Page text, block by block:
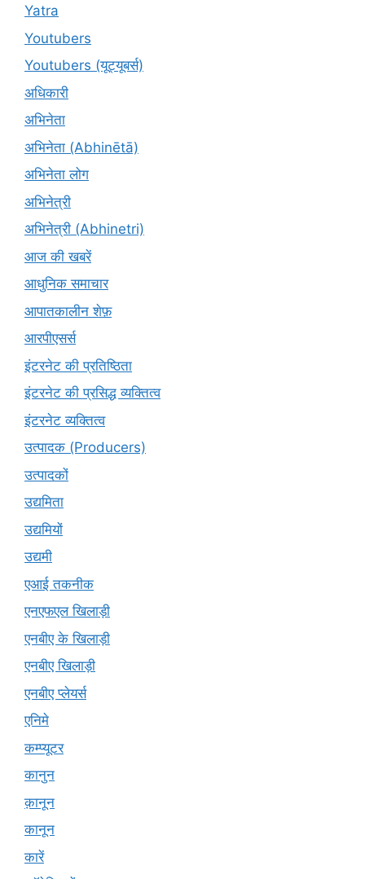
Yatra
Youtubers
Youtubers (यूट्यूबर्स)
अधिकारी
अभिनेता
अभिनेता (Abhinētā)
अभिनेता लोग
अभिनेत्री
अभिनेत्री (Abhinetri)
आज की खबरें
आधुनिक समाचार
आपातकालीन शेफ़
आरपीएसर्स
इंटरनेट की प्रतिष्ठिता
इंटरनेट की प्रसिद्ध व्यक्तित्व
इंटरनेट व्यक्तित्व
उत्पादक (Producers)
उत्पादकों
उद्यमिता
उद्यमियों
उद्यमी
एआई तकनीक
एनएफएल खिलाड़ी
एनबीए के खिलाड़ी
एनबीए खिलाड़ी
एनबीए प्लेयर्स
एनिमे
कम्प्यूटर
कानुन
क़ानून
कानून
कारें